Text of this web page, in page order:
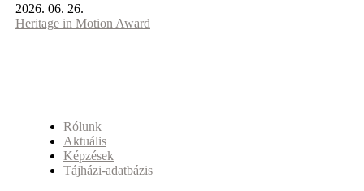
2026. 06. 26.
Heritage in Motion Award
Rólunk
Aktuális
Képzések
Tájházi-adatbázis